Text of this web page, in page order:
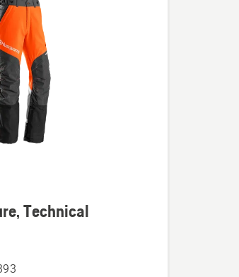
Technical